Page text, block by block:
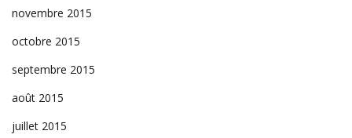
novembre 2015
octobre 2015
septembre 2015
août 2015
juillet 2015